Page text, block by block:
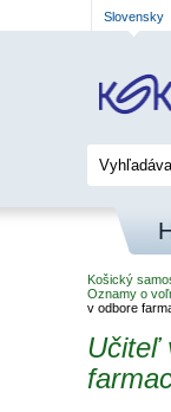
Slovensky
Košický
Oznamy o
v odbore
Učiteľ